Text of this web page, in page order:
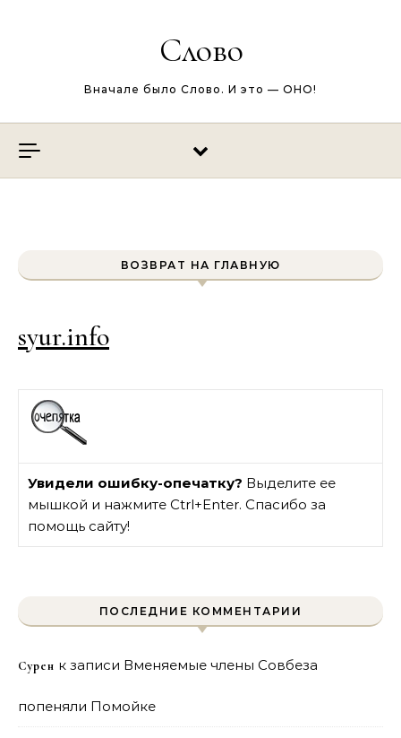
Слово
Вначале было Слово. И это — ОНО!
ВОЗВРАТ НА ГЛАВНУЮ
syur.info
Увидели ошибку-опечатку? Выделите ее
мышкой и нажмите Ctrl+Enter. Спасибо за
помощь сайту!
ПОСЛЕДНИЕ КОММЕНТАРИИ
Сурен к записи Вменяемые члены Совбеза
попеняли Помойке